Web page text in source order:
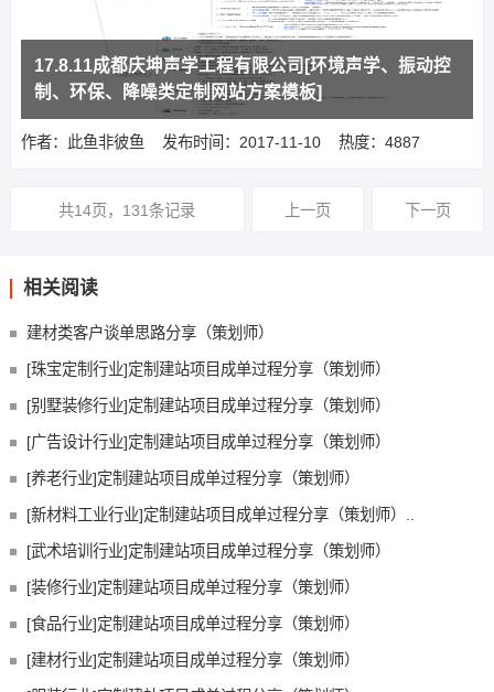
17.8.11成都庆坤声学工程有限公司[环境声学、振动控
制、环保、降噪类定制网站方案模板]
作者：此鱼非彼鱼 发布时间：2017-11-10 热度：4887
共14页，131条记录 上一页 下一页
相关阅读
建材类客户谈单思路分享（策划师）
[珠宝定制行业]定制建站项目成单过程分享（策划师）
[别墅装修行业]定制建站项目成单过程分享（策划师）
[广告设计行业]定制建站项目成单过程分享（策划师）
[养老行业]定制建站项目成单过程分享（策划师）
[新材料工业行业]定制建站项目成单过程分享（策划师）..
[武术培训行业]定制建站项目成单过程分享（策划师）
[装修行业]定制建站项目成单过程分享（策划师）
[食品行业]定制建站项目成单过程分享（策划师）
[建材行业]定制建站项目成单过程分享（策划师）